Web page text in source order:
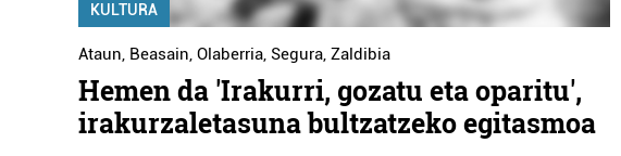
KULTURA
Ataun, Beasain, Olaberria, Segura, Zaldibia
Hemen da 'Irakurri, gozatu eta oparitu',
irakurzaletasuna bultzatzeko egitasmoa